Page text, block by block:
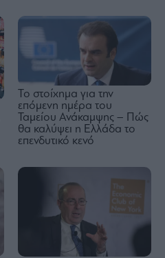
Το στοίχημα για την
επόμενη ημέρα του
Ταμείου Ανάκαμψης – Πώς
θα καλύψει η Ελλάδα το
επενδυτικό κενό